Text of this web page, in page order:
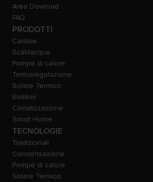
Area Dowload
FAQ
PRODOTTI
Caldaie
Scaldacqua
Pompe di calore
Termoregolazione
Solare Termico
Bollitori
Climatizzazione
Smart Home
TECNOLOGIE
Tradizionali
Condensazione
Pompe di calore
Solare Termico